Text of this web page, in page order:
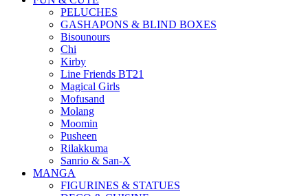
PELUCHES
GASHAPONS & BLIND BOXES
Bisounours
Chi
Kirby
Line Friends BT21
Magical Girls
Mofusand
Molang
Moomin
Pusheen
Rilakkuma
Sanrio & San-X
MANGA
FIGURINES & STATUES